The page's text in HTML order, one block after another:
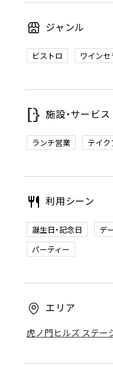
ジャンル
ビストロ ワインセ
施設・サービス
ランチ営業 テイク
利用シーン
誕生日・記念日 デ
パーティー
エリア
虎ノ門ヒルズ ステー